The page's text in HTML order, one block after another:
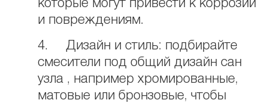
которые могут привести к коррозии
и повреждениям.
4. Дизайн и стиль: подбирайте
смесители под общий дизайн сан
узла , например хромированные,
матовые или бронзовые, чтобы